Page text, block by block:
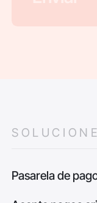
Pasarela de